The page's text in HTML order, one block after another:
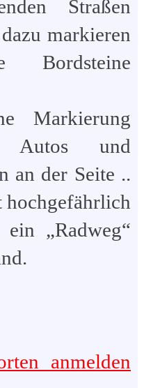
Straßen
markieren
Markierung
Autos und
an der Seite ..
hochgefährlich
„Radweg“
anmelden